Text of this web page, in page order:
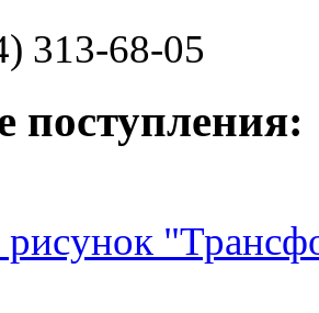
313-68-05
поступления: